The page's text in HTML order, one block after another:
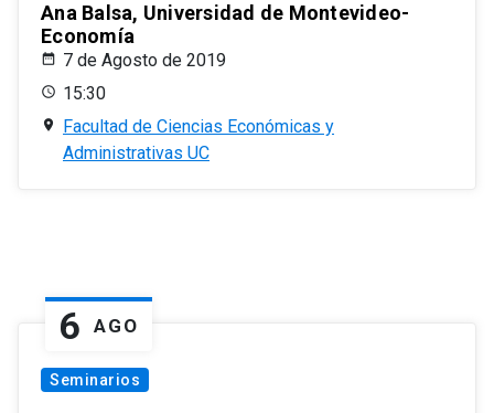
Ana Balsa, Universidad de Montevideo-
Economía
7 de Agosto de 2019
15:30
Facultad de Ciencias Económicas y
Administrativas UC
6 AGO
Seminarios